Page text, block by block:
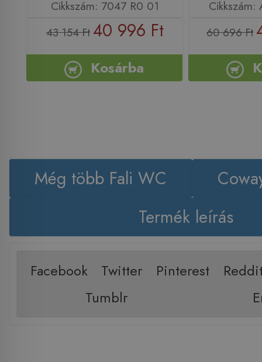
Cikkszám: 7047 R0 01
43 154 Ft 40 996 Ft
Kosárba
60 696 Ft
Még több Fali WC
Termék leírás
Facebook Twitter Pinterest
Tumblr